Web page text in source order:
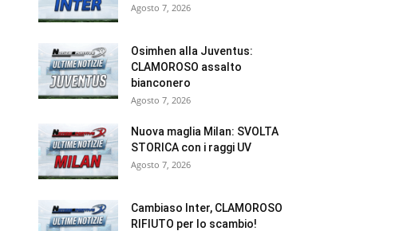
Agosto 7, 2026
Osimhen alla Juventus:
CLAMOROSO assalto
bianconero
Agosto 7, 2026
Nuova maglia Milan: SVOLTA
STORICA con i raggi UV
Agosto 7, 2026
Cambiaso Inter, CLAMOROSO
RIFIUTO per lo scambio!